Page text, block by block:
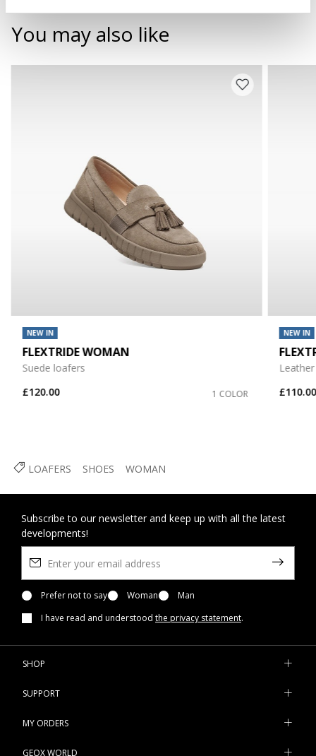
LOAFERS SHOES WOMAN
You may also like
NEW IN
FLEXTRIDE WOMAN
Suede loafers
£120.00
1 COLOR
NEW IN
£110.00
Subscribe to our newsletter and keep up with all the latest
developments!
Prefer not to say Woman
Man
I have read and understood the privacy statement.
SHOP
SUPPORT
MY ORDERS
GEOX WORLD